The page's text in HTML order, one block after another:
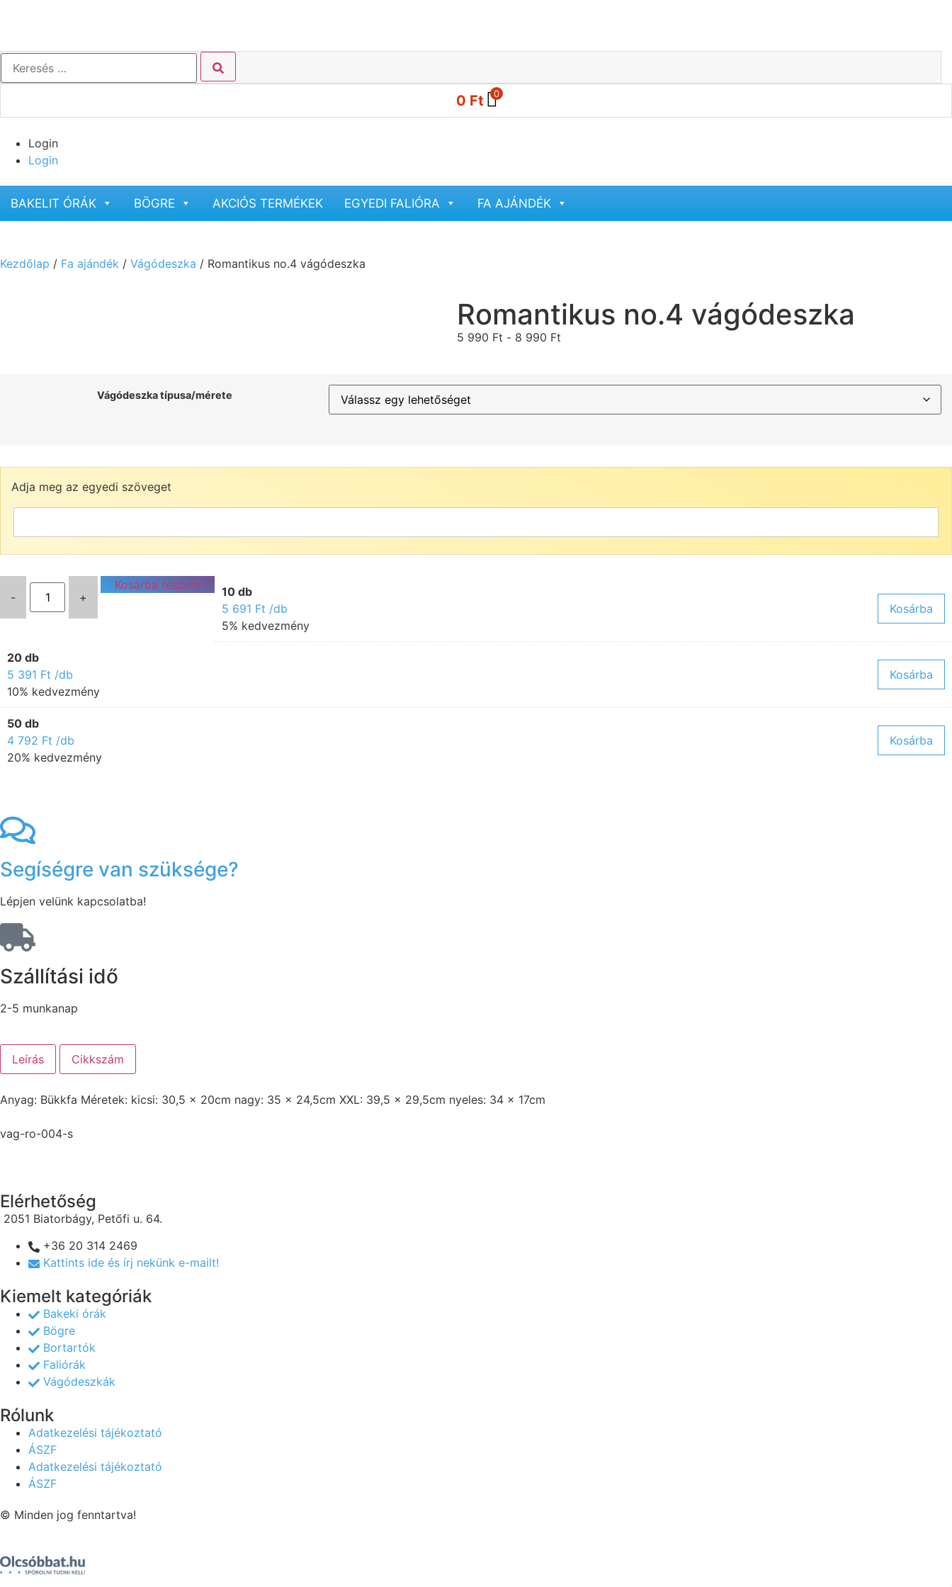
0 Ft 0
Login
Login
BAKELIT ÓRÁK BÖGRE AKCIÓS TERMÉKEK EGYEDI FALIÓRA FA AJÁNDÉK
Kezdőlap / Fa ajándék / Vágódeszka / Romantikus no.4 vágódeszka
Romantikus no.4 vágódeszka
5 990 Ft - 8 990 Ft
Vágódeszka típusa/mérete
Adja meg az egyedi szöveget
- +
Kosárba teszem
10 db
5 691 Ft /db
5% kedvezmény
Kosárba
20 db
5 391 Ft /db
10% kedvezmény
Kosárba
50 db
4 792 Ft /db
20% kedvezmény
Kosárba
Segíségre van szüksége?
Lépjen velünk kapcsolatba!
Szállítási idő
2-5 munkanap
Leírás Cikkszám
Anyag: Bükkfa Méretek: kicsi: 30,5 x 20cm nagy: 35 x 24,5cm XXL: 39,5 x 29,5cm nyeles: 34 x 17cm
vag-ro-004-s
Elérhetőség
2051 Biatorbágy, Petőfi u. 64.
+36 20 314 2469
Kattints ide és írj nekünk e-mailt!
Kiemelt kategóriák
Bakeki órák
Bögre
Bortartók
Faliórák
Vágódeszkák
Rólunk
Adatkezelési tájékoztató
ÁSZF
Adatkezelési tájékoztató
ÁSZF
© Minden jog fenntartva!